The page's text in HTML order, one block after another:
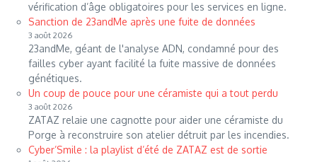
vérification d’âge obligatoires pour les services en ligne.
Sanction de 23andMe après une fuite de données
3 août 2026
23andMe, géant de l'analyse ADN, condamné pour des
failles cyber ayant facilité la fuite massive de données
génétiques.
Un coup de pouce pour une céramiste qui a tout perdu
3 août 2026
ZATAZ relaie une cagnotte pour aider une céramiste du
Porge à reconstruire son atelier détruit par les incendies.
Cyber’Smile : la playlist d’été de ZATAZ est de sortie